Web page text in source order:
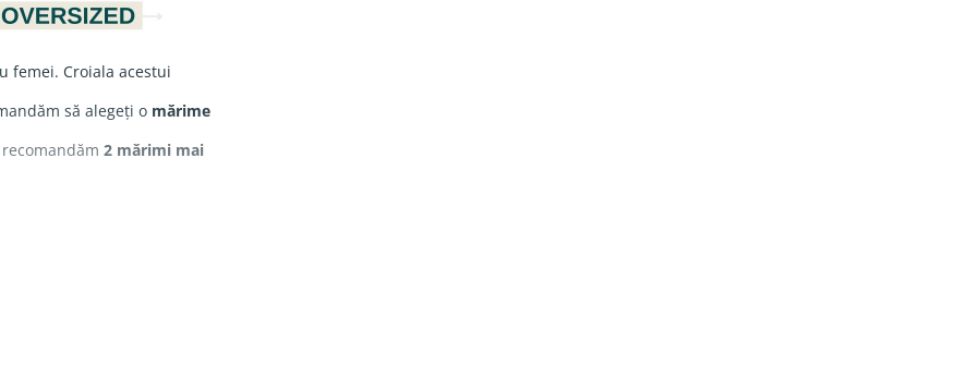
femei. Croiala acestui
să alegeți o mărime
2 mărimi mai